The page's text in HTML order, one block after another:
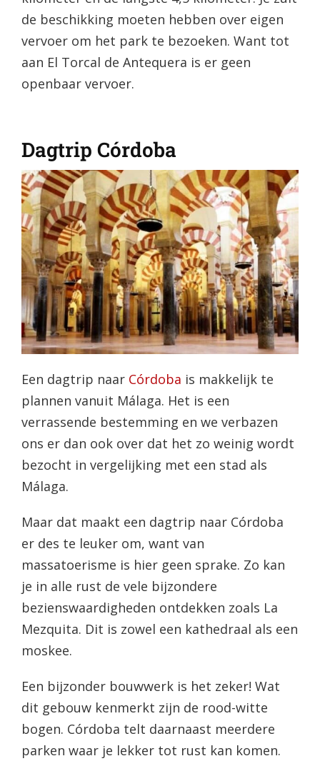
de beschikking moeten hebben over eigen
vervoer om het park te bezoeken. Want tot
aan El Torcal de Antequera is er geen
openbaar vervoer.
Dagtrip Córdoba
Een dagtrip naar Córdoba is makkelijk te
plannen vanuit Málaga. Het is een
verrassende bestemming en we verbazen
ons er dan ook over dat het zo weinig wordt
bezocht in vergelijking met een stad als
Málaga.
Maar dat maakt een dagtrip naar Córdoba
er des te leuker om, want van
massatoerisme is hier geen sprake. Zo kan
je in alle rust de vele bijzondere
bezienswaardigheden ontdekken zoals La
Mezquita. Dit is zowel een kathedraal als een
moskee.
Een bijzonder bouwwerk is het zeker! Wat
dit gebouw kenmerkt zijn de rood-witte
bogen. Córdoba telt daarnaast meerdere
parken waar je lekker tot rust kan komen.